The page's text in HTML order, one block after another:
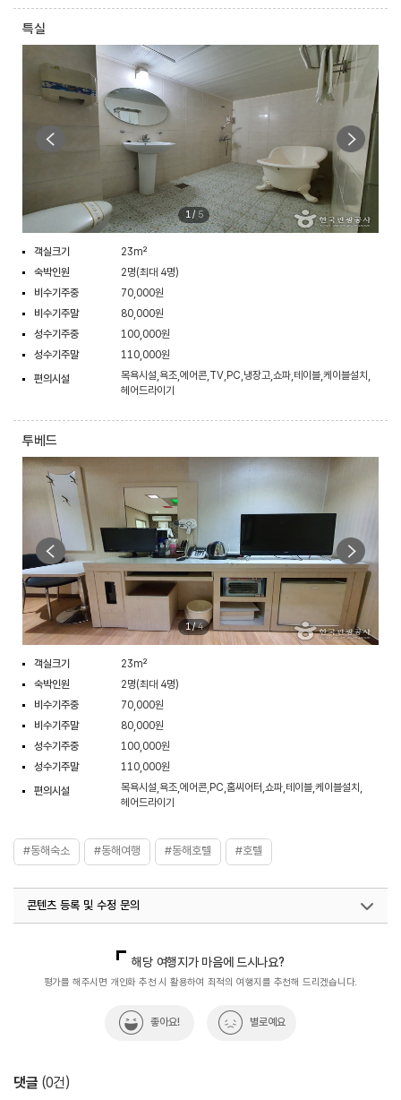
특실
1/ 5
객실크기
23m²
숙박인원
2명(최대 4명)
비수기주중
70,000원
비수기주말
80,000원
성수기주중
100,000원
성수기주말
110,000원
편의시설
목욕시설,욕조,에어콘,TV,PC,냉장고,쇼파,테이블,케이블설치,
헤어드라이기
투베드
1/4
객실크기
23m²
숙박인원
2명(최대 4명)
비수기주중
70,000원
비수기주말
80,000원
성수기주중
100,000원
성수기주말
110,000원
편의시설
목욕시설,욕조,에어콘,PC,홈씨어터,쇼파,테이블,케이블설치,
헤어드라이기
#동해숙소 #동해여행 #동해호텔 #호텔
콘텐츠 등록 및 수정 문의
해당 여행지가 마음에 드시나요?
평가를 해주시면 개인화 추천 시 활용하여 최적의 여행지를 추천해 드리겠습니다.
좋아요! 별로예요
댓글 (0건)